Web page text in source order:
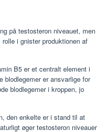
på testosteron niveauet, men
i gnister produktionen af
B5 er et centralt element i
blodlegemer er ansvarlige for
blodlegemer i kroppen, jo
den enkelte er i stand til at
øger testosteron niveauer